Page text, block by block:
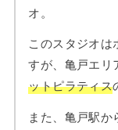
オ。
このスタジオは
すが、亀戸エリ
ットピラティス
また、亀戸駅か